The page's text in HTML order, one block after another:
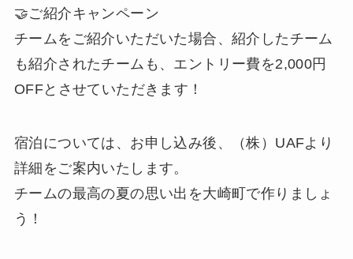
🤝ご紹介キャンペーン
チームをご紹介いただいた場合、紹介したチーム
も紹介されたチームも、エントリー費を2,000円
OFFとさせていただきます！
宿泊については、お申し込み後、（株）UAFより
詳細をご案内いたします。
チームの最高の夏の思い出を大崎町で作りましょ
う！